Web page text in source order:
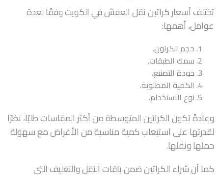
تختلف أسعار كراتين نقل العفش في الكويت وفقًا لعدة
عوامل، أهمها:
حجم الكرتون.
سمك الطبقات.
جودة التصنيع.
الكمية المطلوبة.
نوع الاستخدام.
وعادةً تكون الكراتين المتوسطة من أكثر المقاسات طلبًا، نظرًا
لقدرتها على استيعاب كمية مناسبة من الأغراض مع سهولة
حملها ونقلها.
كما أن شراء الكراتين ضمن باقات النقل والتغليف التي